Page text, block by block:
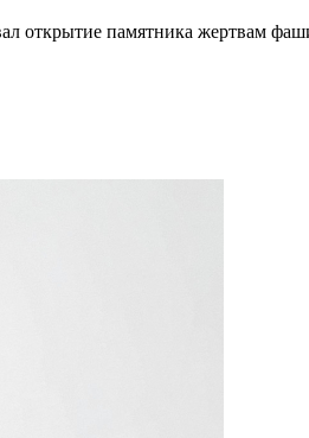
открытие памятника жертвам